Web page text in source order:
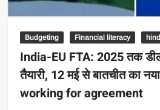
Budgeting Financial literacy
India-EU FTA: 2025 तक
तैयारी, 12 मई से बातचीत का
working for agreement